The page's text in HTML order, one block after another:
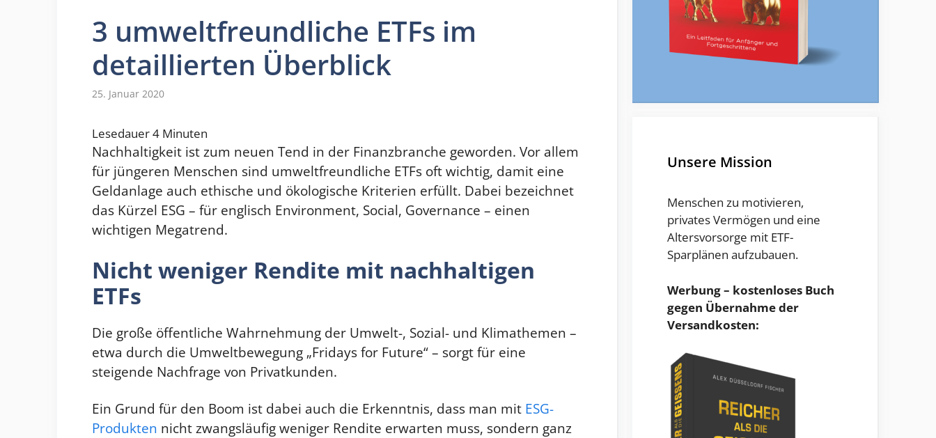
3 umweltfreundliche ETFs im
detaillierten Überblick
25. Januar 2020
Lesedauer4 Minuten
Nachhaltigkeit ist zum neuen Tend in der Finanzbranche geworden. Vor allem
für jüngeren Menschen sind umweltfreundliche ETFs oft wichtig, damit eine
Geldanlage auch ethische und ökologische Kriterien erfüllt. Dabei bezeichnet
das Kürzel ESG – für englisch Environment, Social, Governance – einen
wichtigen Megatrend.
Nicht weniger Rendite mit nachhaltigen
ETFs
Die große öffentliche Wahrnehmung der Umwelt-, Sozial- und Klimathemen –
etwa durch die Umweltbewegung „Fridays for Future“ – sorgt für eine
steigende Nachfrage von Privatkunden.
Ein Grund für den Boom ist dabei auch die Erkenntnis, dass man mit ESG-
Produkten nicht zwangsläufig weniger Rendite erwarten muss, sondern ganz
Unsere Mission
Menschen zu motivieren,
privates Vermögen und eine
Altersvorsorge mit ETF-
Sparplänen aufzubauen.
Werbung – kostenloses Buch
gegen Übernahme der
Versandkosten: